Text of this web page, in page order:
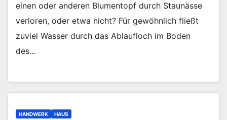
einen oder anderen Blumentopf durch Staunässe
verloren, oder etwa nicht? Für gewöhnlich fließt
zuviel Wasser durch das Ablaufloch im Boden
des…
HANDWERK HAUS